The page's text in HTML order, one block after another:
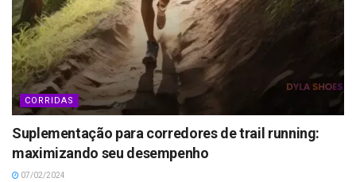
CORRIDAS
Suplementação para corredores de trail running:
maximizando seu desempenho
07/02/2024